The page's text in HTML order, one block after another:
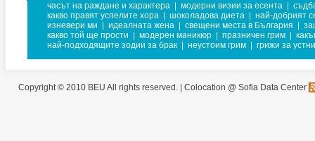
часът на раждане и характера модерни визии за есента
какво правят успелите хора
шоколадова диета
най-добрият
изневери ми
идеалната жена свещени места в България
какво той ще прости
модерен маникюр празничен грим
най-подходящите зодии за брак
неустоим грим грижи за
Copyright © 2010 BEU All rights reserved. | Colocation @ Sofia Data Center